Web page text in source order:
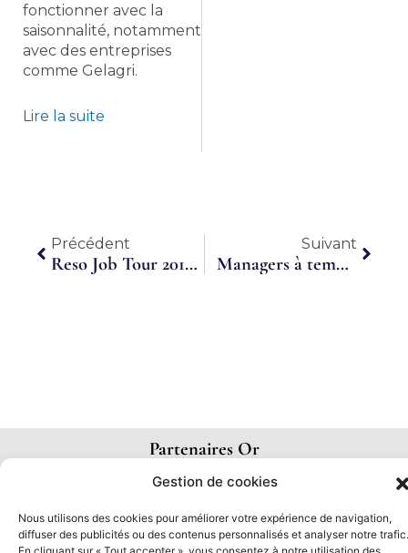
Gestion de cookies
Nous utilisons des cookies pour améliorer votre expérience de navigation,
diffuser des publicités ou des contenus personnalisés et analyser notre trafic.
fonctionner avec la
saisonnalité, notamment
avec des entreprises
comme Gelagri.
Lire la suite
Précédent
Précédent
Reso Job Tour 2017 : le Tour de France de l’emploi en hôtellerie-restauration
Suivant
Managers à temps partagé, des accélérateurs pour la croissance de l’entreprise
Partenaires Or